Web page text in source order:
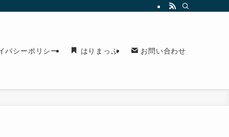
バシーポリシー はりまっぷ お問い合わせ